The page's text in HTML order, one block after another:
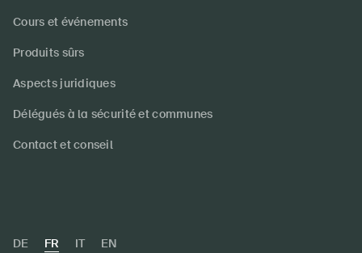
Cours et événements
Produits sûrs
Aspects juridiques
Délégués à la sécurité et communes
Contact et conseil
DE FR IT EN